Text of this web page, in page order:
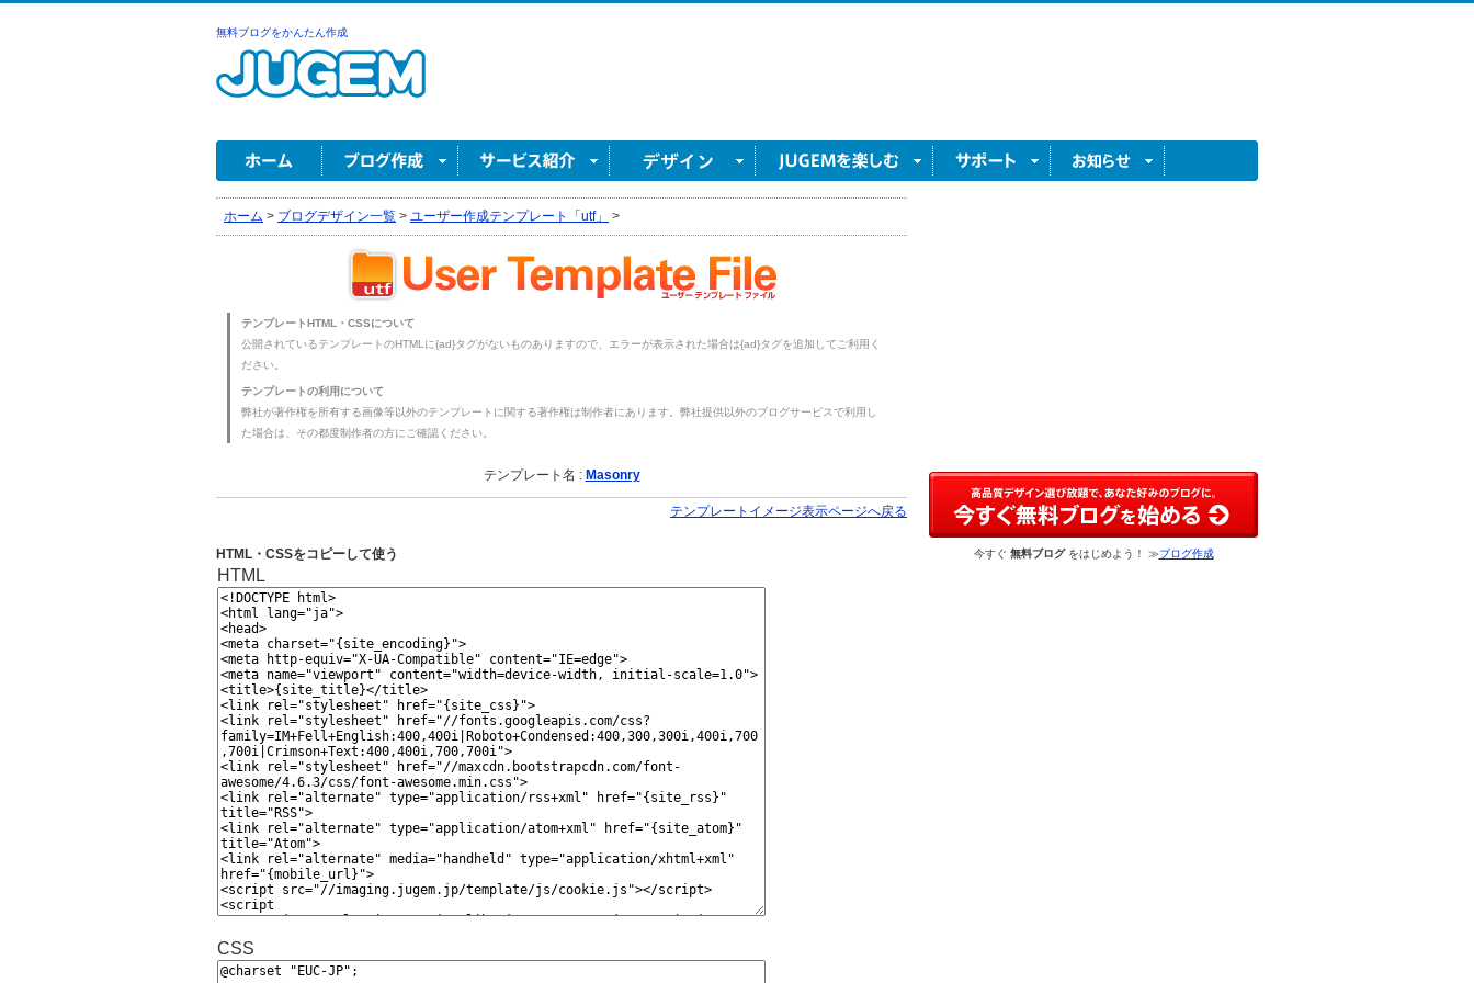
無料ブログをかんたん作成
ホーム > ブログデザイン一覧 > ユーザー作成テンプレート「utf」 >
テンプレートHTML・CSSについて
公開されているテンプレートのHTMLに{ad}タグがないものありますので、エラーが表示された場合は{ad}タグを追加してご利用く
ださい。
テンプレートの利用について
弊社が著作権を所有する画像等以外のテンプレートに関する著作権は制作者にあります。弊社提供以外のブログサービスで利用し
た場合は、その都度制作者の方にご確認ください。
テンプレート名 : Masonry
テンプレートイメージ表示ページへ戻る
HTML・CSSをコピーして使う
HTML
CSS
今すぐ 無料ブログをはじめよう！ ≫ブログ作成